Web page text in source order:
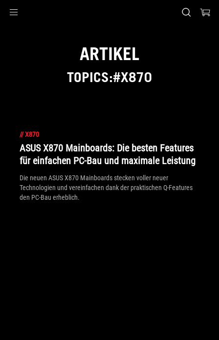
ARTIKEL
TOPICS:#X870
//X870
ASUS X870 Mainboards: Die besten Features
für einfachen PC-Bau und maximale Leistung
Die neuen ASUS X870 Mainboards stecken voller neuer
Technologien und vereinfachen dank der praktischen Q-Features
den PC-Bau erheblich.